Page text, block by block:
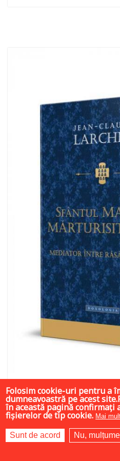
Adaugă în coș
45
Folosim cookie-uri pentru a
dumneavoastră pe acest
în această pagină confirmați
fișierelor de tip cookie. Mai
Sunt de acord Nu,